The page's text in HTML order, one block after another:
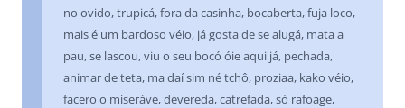
no ovido, trupicá, fora da casinha, bocaberta, fuja loco,
mais é um bardoso véio, já gosta de se alugá, mata a
pau, se lascou, viu o seu bocó óie aqui já, pechada,
animar de teta, ma daí sim né tchô, proziaa, kako véio,
facero o miseráve, devereda, catrefada, só rafoage,